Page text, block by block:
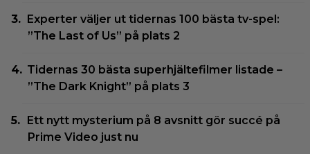
Experter väljer ut tidernas 100 bästa tv-spel:
”The Last of Us” på plats 2
Tidernas 30 bästa superhjältefilmer listade –
”The Dark Knight” på plats 3
Ett nytt mysterium på 8 avsnitt gör succé på
Prime Video just nu